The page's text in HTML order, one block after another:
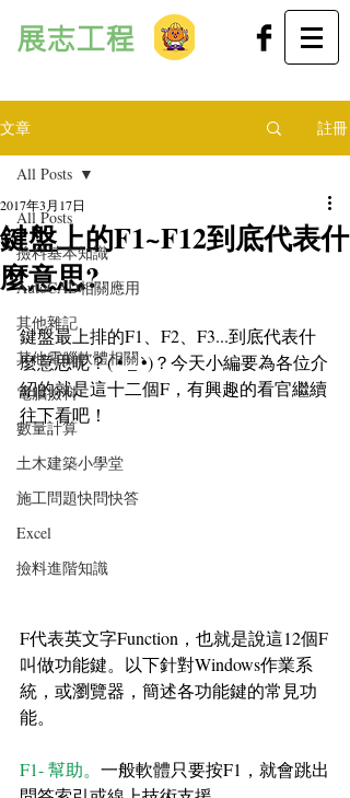
展志工程
文章 註冊
All Posts
撿料基本知識
AutoCAD相關應用
其他雜記
其他電腦軟體相關
電腦撿料
數量計算
土木建築小學堂
施工問題快問快答
Excel
撿料進階知識
All Posts
鍵盤上的F1~F12到底代表什
麼意思?
2017年3月17日
鍵盤最上排的F1、F2、F3...到底代表什
麼意思呢？( •́ _ •̀)？今天小編要為各位介
紹的就是這十二個F，有興趣的看官繼續
往下看吧！
F代表英文字Function，也就是說這12個F
叫做功能鍵。以下針對Windows作業系
統，或瀏覽器，簡述各功能鍵的常見功
能。
F1- 幫助。 一般軟體只要按F1，就會跳出